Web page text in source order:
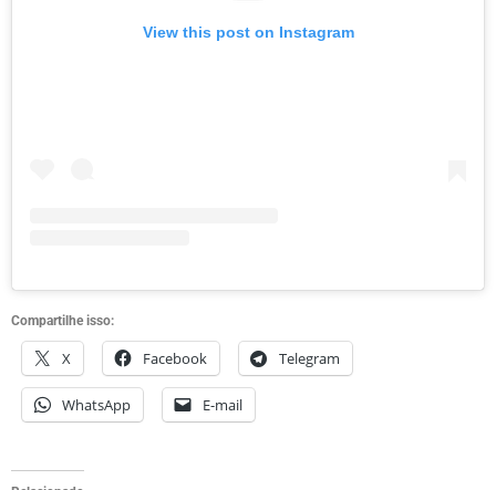
View this post on Instagram
Compartilhe isso:
X Facebook Telegram
WhatsApp E-mail